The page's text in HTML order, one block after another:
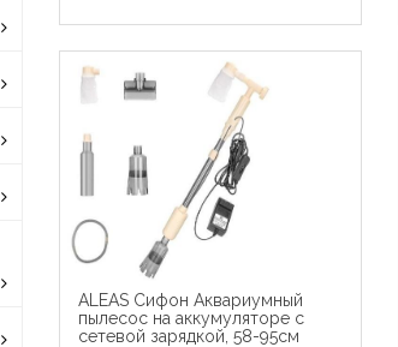
ALEAS Сифон Аквариумный
пылесос на аккумуляторе с
сетевой зарядкой, 58-95см